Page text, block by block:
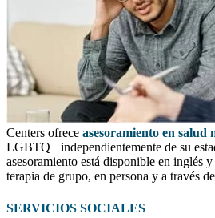
Centers ofrece asesoramiento en salud
LGBTQ+ independientemente de su
asesoramiento está disponible en inglés
terapia de grupo, en persona y a través
SERVICIOS SOCIALES